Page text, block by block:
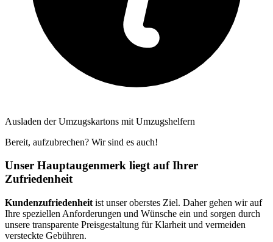
Ausladen der Umzugskartons mit Umzugshelfern
Bereit, aufzubrechen? Wir sind es auch!
Unser Hauptaugenmerk liegt auf Ihrer
Zufriedenheit
Kundenzufriedenheit ist unser oberstes Ziel. Daher gehen wir auf
Ihre speziellen Anforderungen und Wünsche ein und sorgen durch
unsere transparente Preisgestaltung für Klarheit und vermeiden
versteckte Gebühren.